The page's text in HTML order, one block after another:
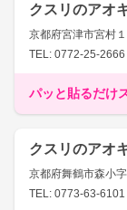
クスリのアオ
京都府宮津市宮村
TEL: 0772-25-2666
パッと貼るだけ
クスリのアオ
京都府舞鶴市森小
TEL: 0773-63-6101